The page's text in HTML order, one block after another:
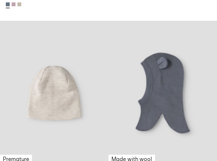
Premature Made with wool